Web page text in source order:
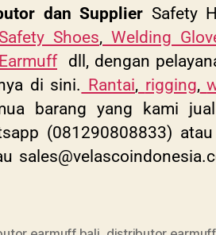
dan Supplier Safety
Shoes, Welding
Earmuffdll, dengan
di sini. Rantai, rigging,
barang yang kami
(081290808833)